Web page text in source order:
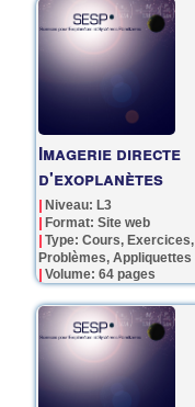
Imagerie directe
d'exoplanètes
Niveau: L3
Format: Site web
Type: Cours, Exercices,
Problèmes, Appliquettes
Volume: 64 pages